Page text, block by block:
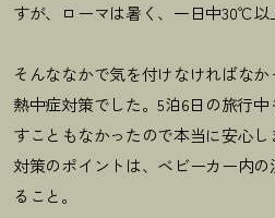
すが、ローマは暑く、一日中30℃以
そんななかで気を付けなければな
熱中症対策でした。5泊6日の旅行
すこともなかったので本当に安心
対策のポイントは、ベビーカー内
ること。